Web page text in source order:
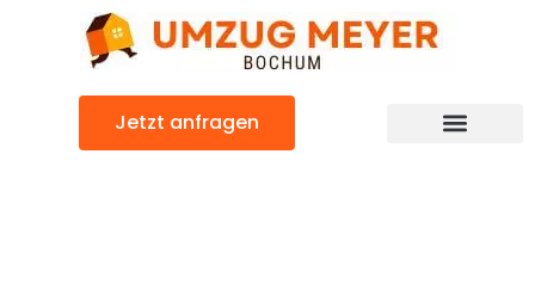
Jetzt anfragen